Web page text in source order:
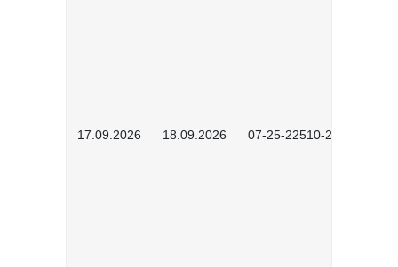
17.09.2026 18.09.2026 07-25-22510-2601